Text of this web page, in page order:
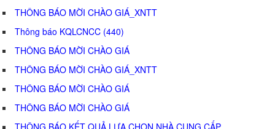
THÔNG BÁO MỜI CHÀO GIÁ_XNTT
Thông báo KQLCNCC (440)
THÔNG BÁO MỜI CHÀO GIÁ
THÔNG BÁO MỜI CHÀO GIÁ_XNTT
THÔNG BÁO MỜI CHÀO GIÁ
THÔNG BÁO MỜI CHÀO GIÁ
THÔNG BÁO KẾT QUẢ LỰA CHỌN NHÀ CUNG CẤP